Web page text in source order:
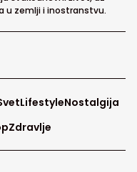
u zemlji i inostranstvu.
LifestyleNostalgija
Zdravlje